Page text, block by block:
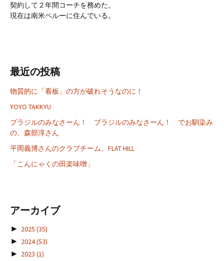
契約して２年間コーチを務めた。
現在は南米ペルーに住んでいる。
最近の投稿
物質的に「看板」の方が破れそうなのに！
YOYO TAKKYU
ブラジルのみなさーん！ ブラジルのみなさーん！ でお馴染み
の、森部淳さん
平岡義博さんのクラブチーム、FLAT HILL
「こんにゃくの田楽味噌」
アーカイブ
► 2025 (35)
► 2024(53)
► 2023 (1)